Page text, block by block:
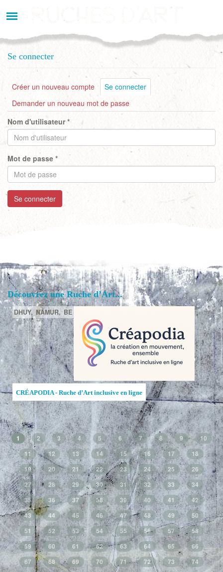
au
Se connecter
Onglets
principaux
Créer un nouveau compte Se connecter
actif)
Demander un nouveau mot de passe
Nom d'utilisateur*
Mot de passe *
Se connecter
Découvrez une Ruche d’Art...
DHUY, NAMUR, BE
CRÉAPODIA - Ruche d’Art inclusive en ligne
1 2 3 4 5 6 7 8 9
10
11
12 13 14 15 16 17
18
19
20 21 22 23 24 25
26
27
28 29 30 31 32 33
34
35
36 37 38 39 40 41
42
43
44 45 46 47 48 49
50
51
52 53 54 55 56 57
58
59
60 61 62 63 64 65
66
67
68 69 70 71 72 73
74